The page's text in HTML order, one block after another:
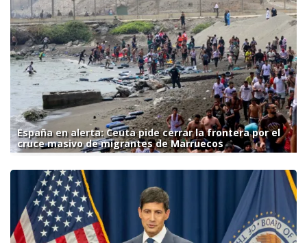
España en alerta: Ceuta pide cerrar la frontera por el
cruce masivo de migrantes de Marruecos